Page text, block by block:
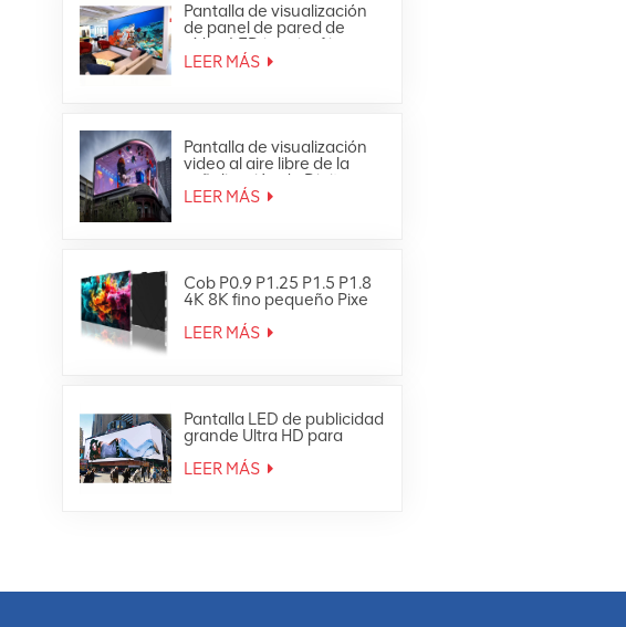
Pantalla de visualización
de panel de pared de
vídeo LED interior fija
ultrafina Full HD
LEER MÁS
Pantalla de visualización
video al aire libre de la
señalización de Digitaces
de la pared de la prenda
LEER MÁS
Cob P0.9 P1.25 P1.5 P1.8
4K 8K fino pequeño Pixe
Led TV Video Wall
LEER MÁS
Pantalla LED de publicidad
grande Ultra HD para
exteriores 4K
LEER MÁS